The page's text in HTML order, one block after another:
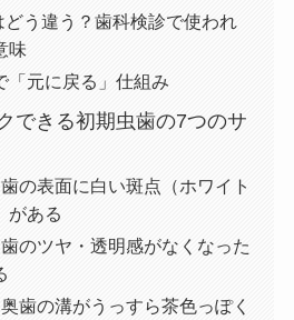
どう違う？歯科検診で使われ
味
「元に戻る」仕組み
できる初期虫歯の7つのサ
の表面に白い斑点（ホワイト
がある
のツヤ・透明感がなくなった
歯の溝がうっすら茶色っぽく